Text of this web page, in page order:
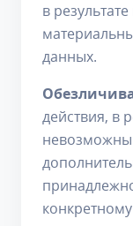
в
данных.
действия, в